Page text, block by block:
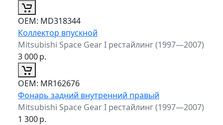
ОЕМ: MD318344
Коллектор впускной
Mitsubishi Space Gear I рестайлинг (1997—2007)
3 000р.
ОЕМ: MR162676
Фонарь задний внутренний правый
Mitsubishi Space Gear I рестайлинг (1997—2007)
1 300р.